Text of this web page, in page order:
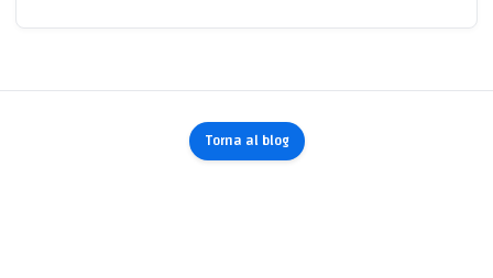
Torna al blog